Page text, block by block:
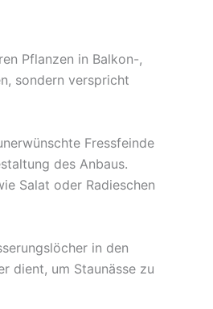
Pflanzen in Balkon-,
sondern verspricht
Fressfeinde
des Anbaus.
Salat oder Radieschen
in den
dient, um Staunässe zu